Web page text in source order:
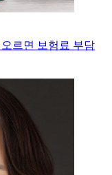
르면 보험료 부담